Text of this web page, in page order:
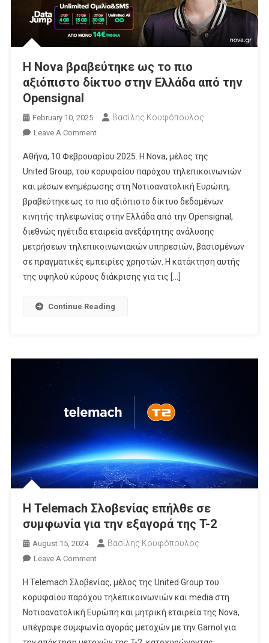
Η Nova βραβεύτηκε ως το πιο
αξιόπιστο δίκτυο στην Ελλάδα από την
Opensignal
February 10, 2025 Βασίλης Κουφόπουλος
Leave A CommentOn
Nova
Βραβεύτηκε
Ως
Το
Πιο
Αξιόπιστο
Από
Opensignal
Αθήνα, 10 Φεβρουαρίου 2025. Η Nova, μέλος της
United Group, του κορυφαίου παρόχου τηλεπικοινωνιών
και μέσων ενημέρωσης στη Νοτιοανατολική Ευρώπη,
βραβεύτηκε ως το πιο αξιόπιστο δίκτυο δεδομένων
κινητής τηλεφωνίας στην Ελλάδα από την Opensignal,
διεθνώς ηγέτιδα εταιρεία ανεξάρτητης ανάλυσης
μετρήσεων τηλεπικοινωνιακών υπηρεσιών, βασισμένων
σε πραγματικές εμπειρίες χρηστών. Η κατάκτηση αυτής
της υψηλού κύρους διάκρισης για τις […]
Continue Reading
Η Telemach Σλοβενίας επήλθε σε
συμφωνία για την εξαγορά της T-2
August 15, 2024 Βασίλης Κουφόπουλος
Leave A CommentOn
Telemach
Σλοβενίας
Επήλθε
Σε
Συμφωνία
Η Telemach Σλοβενίας, μέλος της United Group του
κορυφαίου παρόχου τηλεπικοινωνιών και media στη
Νοτιοανατολική Ευρώπη και μητρική εταιρεία της Nova,
υπέγραψε συμφωνία αγοράς μετοχών με την Garnol για